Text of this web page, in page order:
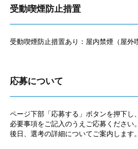
受動喫煙防止措置
受動喫煙防止措置あり：屋内禁煙（屋外
応募について
ページ下部「応募する」ボタンを押下し、
必要事項をご記入のうえご応募ください。
後日、選考の詳細についてご案内します。